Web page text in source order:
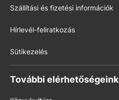
Szállítási és fizetési információk
Hírlevél-feliratkozás
Sütikezelés
További elérhetőségeink